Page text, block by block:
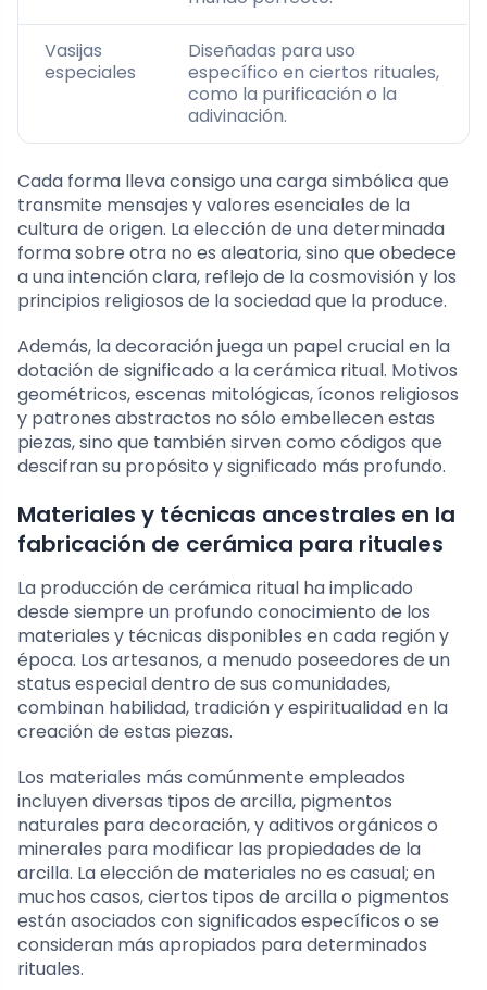
Vasijas
especiales
Diseñadas para uso
específico en ciertos rituales,
como la purificación o la
adivinación.
Cada forma lleva consigo una carga simbólica que
transmite mensajes y valores esenciales de la
cultura de origen. La elección de una determinada
forma sobre otra no es aleatoria, sino que obedece
a una intención clara, reflejo de la cosmovisión y los
principios religiosos de la sociedad que la produce.
Además, la decoración juega un papel crucial en la
dotación de significado a la cerámica ritual. Motivos
geométricos, escenas mitológicas, íconos religiosos
y patrones abstractos no sólo embellecen estas
piezas, sino que también sirven como códigos que
descifran su propósito y significado más profundo.
Materiales y técnicas ancestrales en la
fabricación de cerámica para rituales
La producción de cerámica ritual ha implicado
desde siempre un profundo conocimiento de los
materiales y técnicas disponibles en cada región y
época. Los artesanos, a menudo poseedores de un
status especial dentro de sus comunidades,
combinan habilidad, tradición y espiritualidad en la
creación de estas piezas.
Los materiales más comúnmente empleados
incluyen diversas tipos de arcilla, pigmentos
naturales para decoración, y aditivos orgánicos o
minerales para modificar las propiedades de la
arcilla. La elección de materiales no es casual; en
muchos casos, ciertos tipos de arcilla o pigmentos
están asociados con significados específicos o se
consideran más apropiados para determinados
rituales.